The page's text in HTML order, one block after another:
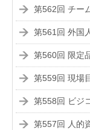
第562回 チー
第561回 外国
第560回 限定
第559回 現場
第558回 ビジ
第557回 人的